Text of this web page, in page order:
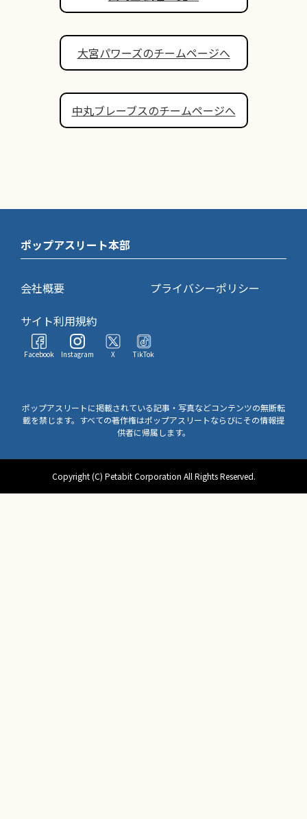
大宮パワーズのチームページへ
中丸ブレーブスのチームページへ
ポップアスリート本部
会社概要
プライバシーポリシー
サイト利用規約
Facebook Instagram X TikTok
ポップアスリートに掲載されている記事・写真などコンテンツの無断転
載を禁じます。すべての著作権はポップアスリートならびにその情報提
供者に帰属します。
Copyright (C) Petabit Corporation All Rights Reserved.